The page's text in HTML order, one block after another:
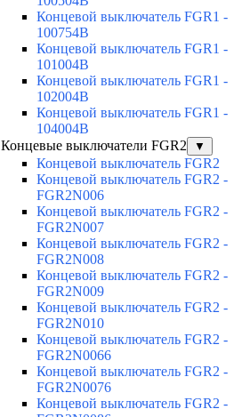
Концевой выключатель FGR1 -
100754B
Концевой выключатель FGR1 -
101004B
Концевой выключатель FGR1 -
102004B
Концевой выключатель FGR1 -
104004B
Концевые выключатели FGR2
▼
Концевой выключатель FGR2
Концевой выключатель FGR2 -
FGR2N006
Концевой выключатель FGR2 -
FGR2N007
Концевой выключатель FGR2 -
FGR2N008
Концевой выключатель FGR2 -
FGR2N009
Концевой выключатель FGR2 -
FGR2N010
Концевой выключатель FGR2 -
FGR2N0066
Концевой выключатель FGR2 -
FGR2N0076
Концевой выключатель FGR2 -